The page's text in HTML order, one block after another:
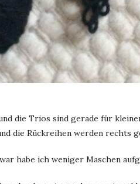
die Trios sind gerade für
die Rückreihen werden rechts
habe ich weniger Maschen